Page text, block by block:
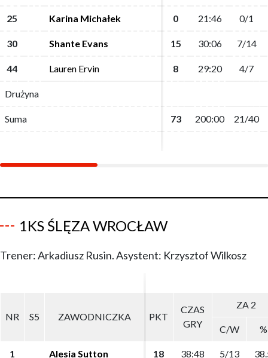
25 Karina Michałek 0 21:46 0/1
30 Shante Evans 15 30:06 7/14
44 Lauren Ervin 8 29:20 4/7
Drużyna
Suma 73 200:00 21/40
25 Karina Michałek 0 21:46 0/1
30 Shante Evans 15 30:06 7/14
44 Lauren Ervin 8 29:20 4/7
Drużyna
Suma 73 200:00 21/40
1KS ŚLĘZA WROCŁAW
Trener: Arkadiusz Rusin. Asystent: Krzysztof Wilkosz
NR S5 ZAWODNICZKA PKT
CZAS
GRY
ZA 2
C/W %
1 Alesia Sutton 18 38:48 5/13
NR S5 ZAWODNICZKA PKT
CZAS
GRY
ZA 2
C/W %
1 Alesia Sutton 18 38:48 5/13